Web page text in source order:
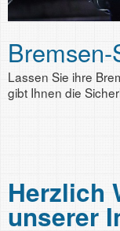
Lassen Sie ihre
gibt Ihnen die
Inspektion
Bei uns ist Ihr
Herzlich
unserer